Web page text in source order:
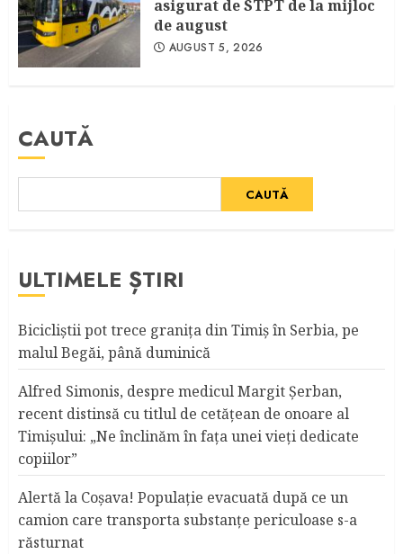
asigurat de STPT de la mijloc
de august
AUGUST 5, 2026
CAUTĂ
CAUTĂ
ULTIMELE ȘTIRI
Bicicliştii pot trece graniţa din Timiş în Serbia, pe
malul Begăi, până duminică
Alfred Simonis, despre medicul Margit Şerban,
recent distinsă cu titlul de cetățean de onoare al
Timişului: „Ne înclinăm în fața unei vieți dedicate
copiilor”
Alertă la Coşava! Populaţie evacuată după ce un
camion care transporta substanţe periculoase s-a
răsturnat